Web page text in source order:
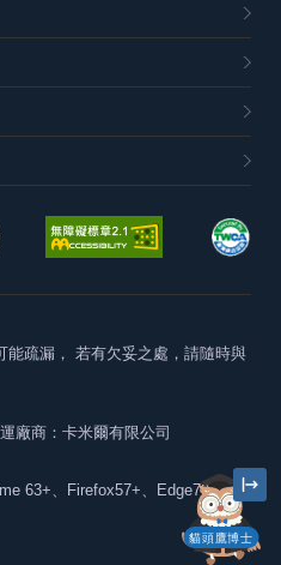
貓頭鷹博士
能疏漏， 若有欠妥之處，請隨時與
運廠商：卡米爾有限公司
63+、Firefox57+、Edge79+及